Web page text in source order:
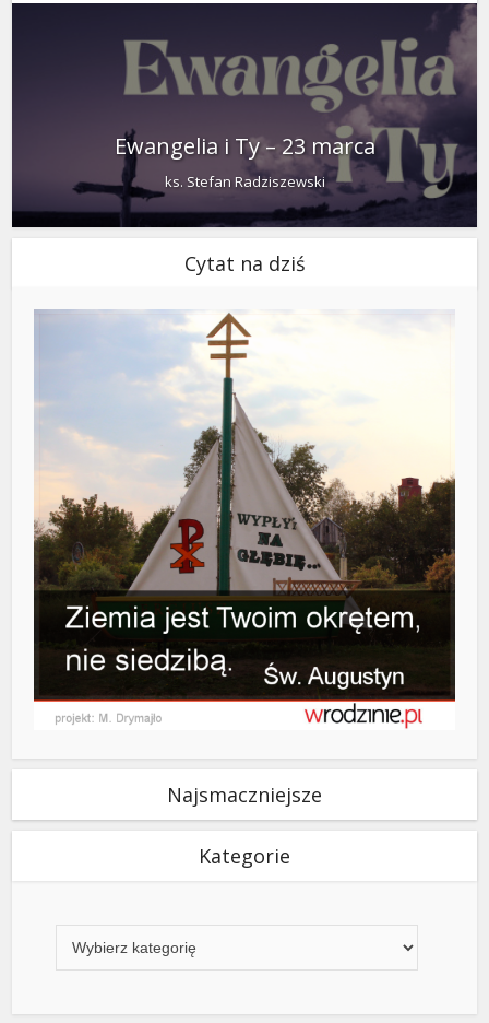
Ewangelia i Ty – 23 marca
ks. Stefan Radziszewski
Cytat na dziś
Najsmaczniejsze
Kategorie